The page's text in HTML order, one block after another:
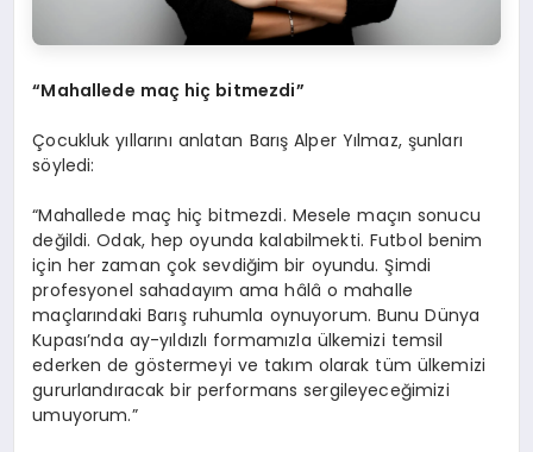
“Mahallede maç hiç bitmezdi”
Çocukluk yıllarını anlatan Barış Alper Yılmaz, şunları
söyledi:
“Mahallede maç hiç bitmezdi. Mesele maçın sonucu
değildi. Odak, hep oyunda kalabilmekti. Futbol benim
için her zaman çok sevdiğim bir oyundu. Şimdi
profesyonel sahadayım ama hâlâ o mahalle
maçlarındaki Barış ruhumla oynuyorum. Bunu Dünya
Kupası’nda ay-yıldızlı formamızla ülkemizi temsil
ederken de göstermeyi ve takım olarak tüm ülkemizi
gururlandıracak bir performans sergileyeceğimizi
umuyorum.”